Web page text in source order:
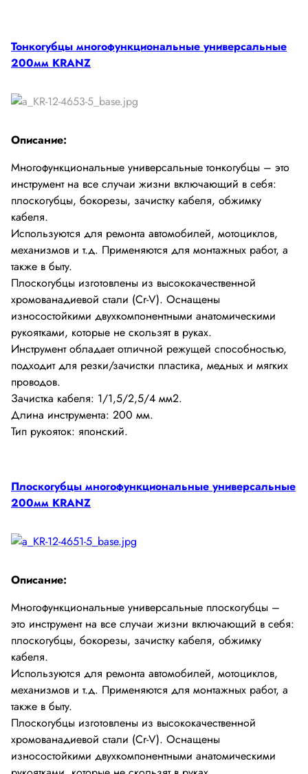
Тонкогубцы многофункциональные универсальные
200мм KRANZ
Описание:
Многофункциональные универсальные тонкогубцы – это
инструмент на все случаи жизни включающий в себя:
плоскогубцы, бокорезы, зачистку кабеля, обжимку
кабеля.
Используются для ремонта автомобилей, мотоциклов,
механизмов и т.д. Применяются для монтажных работ, а
также в быту.
Плоскогубцы изготовлены из высококачественной
хромованадиевой стали (Cr-V). Оснащены
износостойкими двухкомпонентными анатомическими
рукоятками, которые не скользят в руках.
Инструмент обладает отличной режущей способностью,
подходит для резки/зачистки пластика, медных и мягких
проводов.
Зачистка кабеля: 1/1,5/2,5/4 мм2.
Длина инструмента: 200 мм.
Тип рукояток: японский.
Плоскогубцы многофункциональные универсальные
200мм KRANZ
Описание:
Многофункциональные универсальные плоскогубцы –
это инструмент на все случаи жизни включающий в себя:
плоскогубцы, бокорезы, зачистку кабеля, обжимку
кабеля.
Используются для ремонта автомобилей, мотоциклов,
механизмов и т.д. Применяются для монтажных работ, а
также в быту.
Плоскогубцы изготовлены из высококачественной
хромованадиевой стали (Cr-V). Оснащены
износостойкими двухкомпонентными анатомическими